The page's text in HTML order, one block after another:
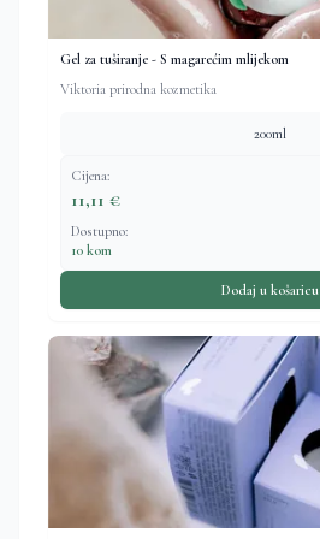
Gel za tuširanje - S magarećim mlijekom
Viktoria prirodna kozmetika
200ml
Cijena:
11,11 €
Dostupno:
10 kom
Dodaj u košaricu